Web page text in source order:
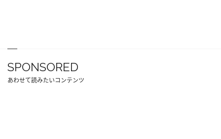
SPONSORED
あわせて読みたいコンテンツ